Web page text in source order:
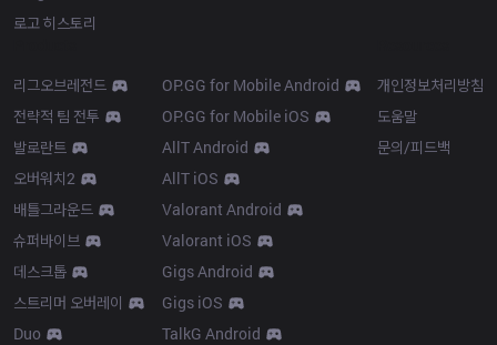
로고 히스토리
리그오브레전드
전략적 팀 전투
발로란트
오버워치2
배틀그라운드
슈퍼바이브
데스크톱
스트리머 오버레이
Duo
OP.GG for Mobile Android
OP.GG for Mobile iOS
AllT Android
AllT iOS
Valorant Android
Valorant iOS
Gigs Android
Gigs iOS
TalkG Android
개인정보처리방침
도움말
문의/피드백